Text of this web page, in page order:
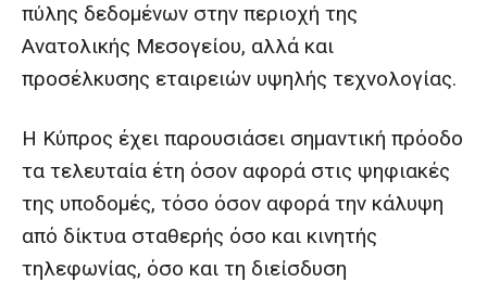
πύλης δεδομένων στην περιοχή της
Ανατολικής Μεσογείου, αλλά και
προσέλκυσης εταιρειών υψηλής τεχνολογίας.
Η Κύπρος έχει παρουσιάσει σημαντική πρόοδο
τα τελευταία έτη όσον αφορά στις ψηφιακές
της υποδομές, τόσο όσον αφορά την κάλυψη
από δίκτυα σταθερής όσο και κινητής
τηλεφωνίας, όσο και τη διείσδυση